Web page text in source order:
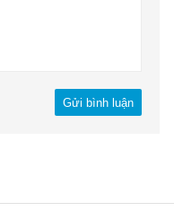
Gửi bình luận